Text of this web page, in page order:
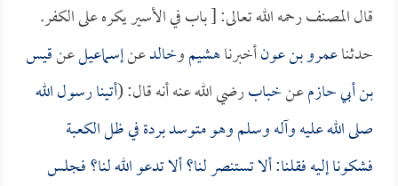
قال المصنف رحمه الله تعالى: [ باب في الأسير يكره على الكفر.
حدثناعمرو بن عونأخبرناهشيموخالدعنإسماعيلعنقيس
بن أبي حازمعنخبابرضي الله عنه أنه قال: (أتينا رسول الله
صلى الله عليه وآله وسلم وهو متوسد بردة في ظل الكعبة
فشكونا إليه فقلنا: ألا تستنصر لنا؟ ألا تدعو الله لنا؟ فجلس